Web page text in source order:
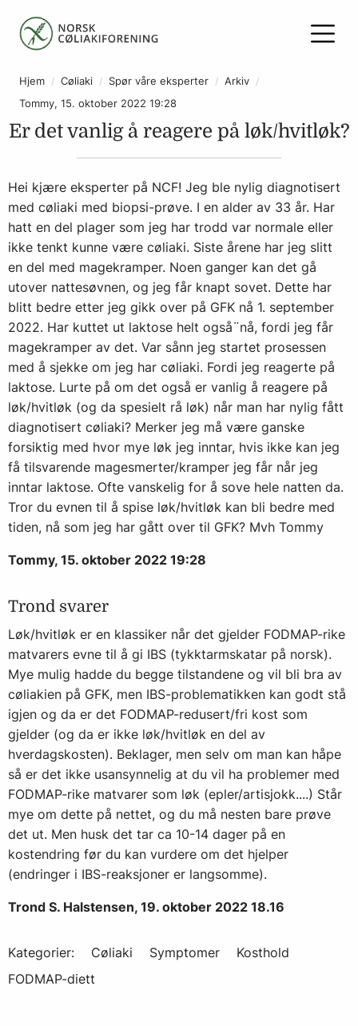
Hjem Cøliaki Spør våre eksperter
Arkiv
Tommy, 15. oktober 2022 19:28
Er det vanlig å reagere på løk/hvitløk?
Hei kjære eksperter på NCF! Jeg ble nylig diagnotisert
med cøliaki med biopsi-prøve. I en alder av 33 år. Har
hatt en del plager som jeg har trodd var normale eller
ikke tenkt kunne være cøliaki. Siste årene har jeg slitt
en del med magekramper. Noen ganger kan det gå
utover nattesøvnen, og jeg får knapt sovet. Dette har
blitt bedre etter jeg gikk over på GFK nå 1. september
2022. Har kuttet ut laktose helt også¨nå, fordi jeg får
magekramper av det. Var sånn jeg startet prosessen
med å sjekke om jeg har cøliaki. Fordi jeg reagerte på
laktose. Lurte på om det også er vanlig å reagere på
løk/hvitløk (og da spesielt rå løk) når man har nylig fått
diagnotisert cøliaki? Merker jeg må være ganske
forsiktig med hvor mye løk jeg inntar, hvis ikke kan jeg
få tilsvarende magesmerter/kramper jeg får når jeg
inntar laktose. Ofte vanskelig for å sove hele natten da.
Tror du evnen til å spise løk/hvitløk kan bli bedre med
tiden, nå som jeg har gått over til GFK? Mvh Tommy
Tommy, 15. oktober 2022 19:28
Trond svarer
Løk/hvitløk er en klassiker når det gjelder FODMAP-rike
matvarers evne til å gi IBS (tykktarmskatar på norsk).
Mye mulig hadde du begge tilstandene og vil bli bra av
cøliakien på GFK, men IBS-problematikken kan godt stå
igjen og da er det FODMAP-redusert/fri kost som
gjelder (og da er ikke løk/hvitløk en del av
hverdagskosten). Beklager, men selv om man kan håpe
så er det ikke usansynnelig at du vil ha problemer med
FODMAP-rike matvarer som løk (epler/artisjokk....) Står
mye om dette på nettet, og du må nesten bare prøve
det ut. Men husk det tar ca 10-14 dager på en
kostendring før du kan vurdere om det hjelper
(endringer i IBS-reaksjoner er langsomme).
Trond S. Halstensen, 19. oktober 2022 18.16
Kategorier: Cøliaki Symptomer
Kosthold
FODMAP-diett